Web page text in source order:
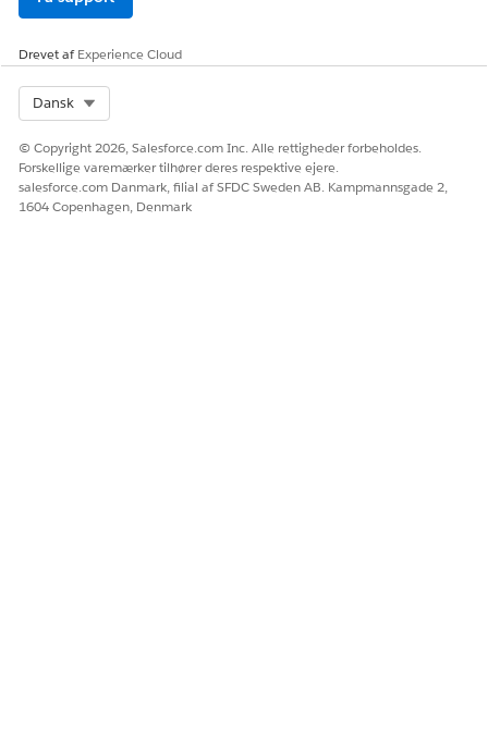
Grupper kontinuerlige målværdier i intervaller, kaldet
dine Tableau Next-data. Opret intervaller for at
underliggende data.
LØSTE DENNE ARTIKEL DIT PROBLEM?
Drevet afExperience Cloud
Dansk
© Copyright 2026, Salesforce.com Inc. Alle rettigheder forbeholdes.
Forskellige varemærker tilhører deres respektive ejere.
salesforce.com Danmark, filial af SFDC Sweden AB. Kampmannsgade 2,
1604 Copenhagen, Denmark